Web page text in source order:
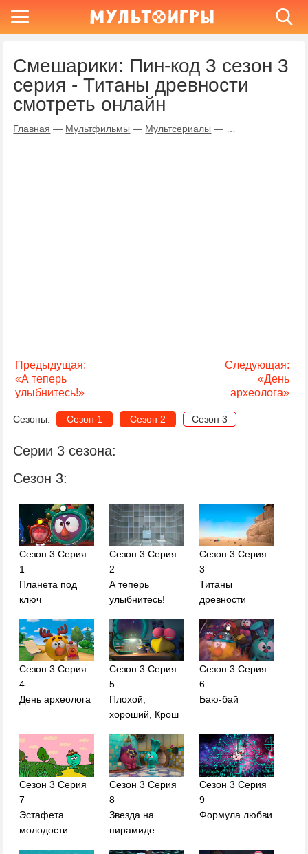
Смешарики: Пин-код 3 сезон 3
серия - Титаны древности
смотреть онлайн
Главная — Мультфильмы — Мультсериалы —
Предыдущая:
«А теперь
улыбнитесь!»
Следующая:
«День
археолога»
Сезоны: Сезон 1 Сезон 2 Сезон 3
Серии 3 сезона:
Сезон 3:
Сезон 3 Серия
1
Планета под
ключ
Сезон 3 Серия
2
А теперь
улыбнитесь!
Сезон 3 Серия
3
Титаны
древности
Сезон 3 Серия
4
День археолога
Сезон 3 Серия
5
Плохой,
хороший, Крош
Сезон 3 Серия
6
Баю-бай
Сезон 3 Серия
7
Эстафета
молодости
Сезон 3 Серия
8
Звезда на
пирамиде
Сезон 3 Серия
9
Формула любви